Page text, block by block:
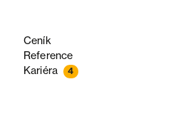
Ceník
Reference
Kariéra 4